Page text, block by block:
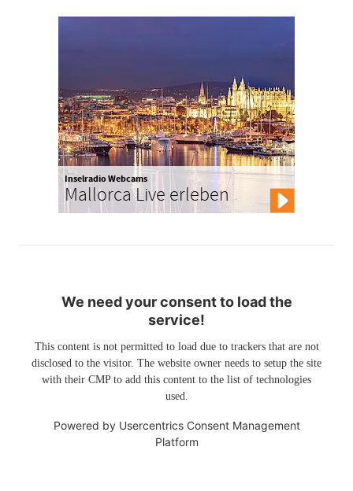
Inselradio Webcams
Mallorca Live erleben
We need your consent to load the
service!
This content is not permitted to load due to trackers that are not
disclosed to the visitor. The website owner needs to setup the site
with their CMP to add this content to the list of technologies
used.
Powered by Usercentrics Consent Management
Platform